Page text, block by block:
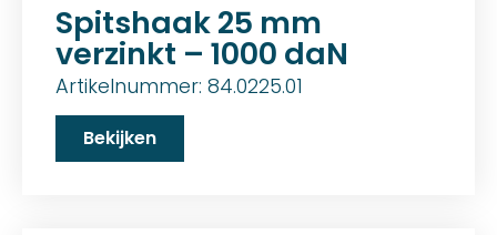
Spitshaak 25 mm
verzinkt – 1000 daN
Artikelnummer: 84.0225.01
Bekijken